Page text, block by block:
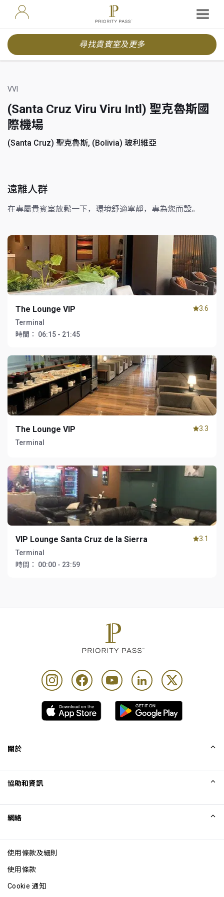
尋找貴賓室及更多
VVI
(Santa Cruz Viru Viru Intl) 聖克魯斯國
際機場
(Santa Cruz) 聖克魯斯, (Bolivia) 玻利維亞
遠離人群
在專屬貴賓室放鬆一下，環境舒適寧靜，專為您而設。
The Lounge VIP
Terminal
時間：
06:15 - 21:45
3.6
The Lounge VIP
Terminal
3.3
VIP Lounge Santa Cruz de la Sierra
Terminal
時間：
00:00 - 23:59
3.1
關於
Excellence Awards
網誌
協助和資訊
網絡
使用條款及細則
使用條款
Cookie 通知